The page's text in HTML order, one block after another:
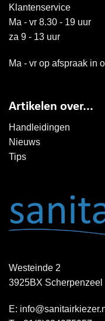
Klantenservice
Ma - vr 8.30 - 19 uur
za 9 - 13 uur
Ma - vr op afspraak in
Artikelen over...
Handleidingen
Nieuws
Tips
Westeinde 2
3925BX Scherpenzeel
E: